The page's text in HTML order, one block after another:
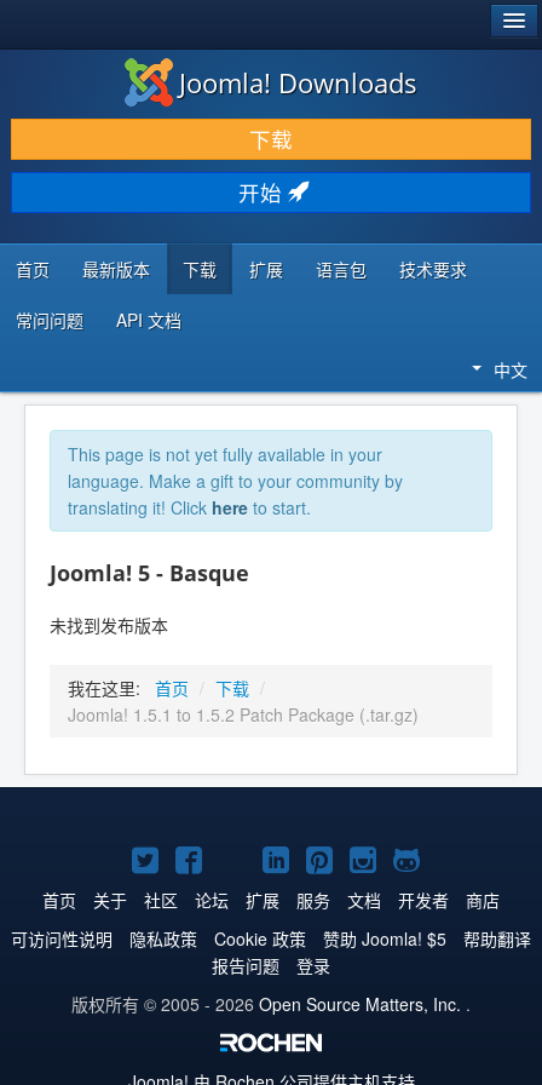
下载 & 扩展
发现 & 学习
社区 & 支持
开发者资源
Joomla! Downloads
下载
开始
首页 最新版本 下载 扩展 语言包 技术要求
常问问题 API 文档
中文
This page is not yet fully available in your
language. Make a gift to your community by
translating it! Click here to start.
Joomla! 5 - Basque
未找到发布版本
我在这里: 首页 / 下载 /
Joomla! 1.5.1 to 1.5.2 Patch Package (.tar.gz)
Twitter
主
页
Facebook
主
页
YouTube
主
页
LinkedIn
主
页
Pinterest
主
页
Instagram
主
页
GitHub
主
页
首页 关于 社区 论坛 扩展 服务 文档 开发者
商店
可访问性说明
隐私政策 Cookie 政策 赞助 Joomla! $5
帮助翻译
报告问题
登录
版权所有 © 2005 - 2026 Open Source Matters, Inc. .